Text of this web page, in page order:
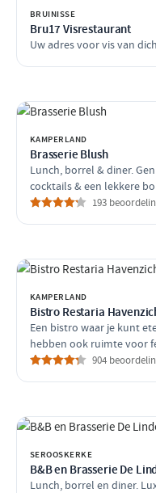
BRUINISSE
Bru17 Visrestaurant
Uw adres voor vis van
KAMPERLAND
Brasserie Blush
Lunch, borrel & diner.
cocktails & een lekkere
193
KAMPERLAND
Bistro Restaria
Een bistro waar je kunt
hebben ook ruimte voor
904
SEROOSKERKE
B&B en Brasserie De
Lunch, borrel en diner.